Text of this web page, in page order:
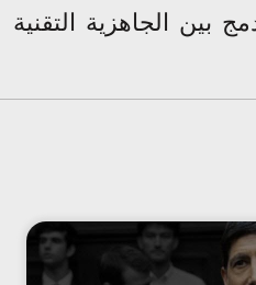
بين الجاهزية التقنية